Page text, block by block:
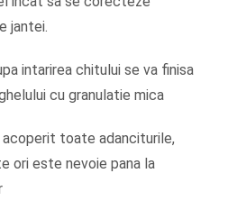
jantei.
intarirea chitului se va finisa
cu granulatie mica
toate adanciturile,
ori este nevoie pana la